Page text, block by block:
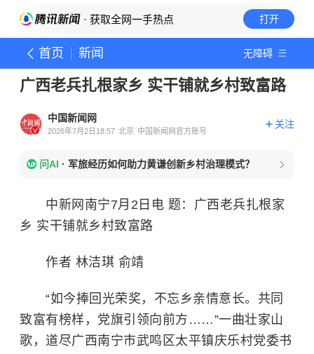
· 获取全网一手热点 打开
首页 新闻 无障碍
广西老兵扎根家乡 实干铺就乡村致富路
中国新闻网
2026年7月2日18:57 北京 中国新闻网官方账号
关注
问AI · 军旅经历如何助力黄谦创新乡村治理模式？
中新网南宁7月2日电 题：广西老兵扎根家
乡 实干铺就乡村致富路
作者 林洁琪 俞靖
“如今捧回光荣奖，不忘乡亲情意长。共同
致富有榜样，党旗引领向前方……”一曲壮家山
歌，道尽广西南宁市武鸣区太平镇庆乐村党委书